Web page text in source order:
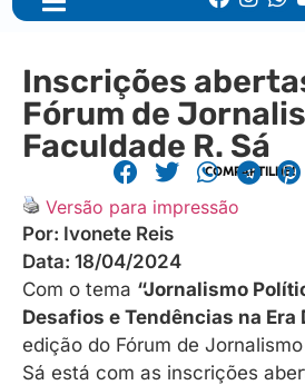
Inscrições
Fórum de
Faculdade R. Sá
COMPARTILHE!
Versão para impressão
Por: Ivonete Reis
Data: 18/04/2024
Com o tema “Jornalismo
Desafios e Tendências na Era
edição do Fórum de
Sá está com as inscrições